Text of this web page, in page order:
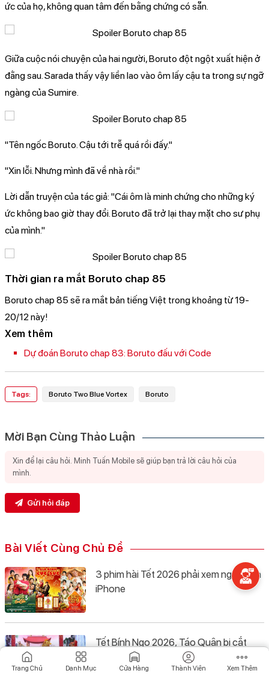
ức của họ, không quan tâm đến bằng chứng có sẵn.
Giữa cuộc nói chuyện của hai người, Boruto đột ngột xuất hiện ở
đằng sau. Sarada thấy vậy liền lao vào ôm lấy cậu ta trong sự ngỡ
ngàng của Sumire.
"Tên ngốc Boruto. Cậu tới trễ quá rồi đấy."
"Xin lỗi. Nhưng mình đã về nhà rồi."
Lời dẫn truyện của tác giả: "Cái ôm là minh chứng cho những ký
ức không bao giờ thay đổi. Boruto đã trở lại thay mặt cho sư phụ
của mình."
Thời gian ra mắt Boruto chap 85
Boruto chap 85 sẽ ra mắt bản tiếng Việt trong khoảng từ 19-
20/12 này!
Xem thêm
Dự đoán Boruto chap 83: Boruto đấu với Code
Tags: Boruto Two Blue Vortex Boruto
Mời Bạn Cùng Thảo Luận
Gửi hỏi đáp
Bài Viết Cùng Chủ Đề
3 phim hài Tết 2026 phải xem ngay trên
iPhone
Tết Bính Ngọ 2026, Táo Quân bị cắt
sóng: Giao Thừa xem gì?
Trang Chủ Danh Mục Cửa Hàng Thành Viên Xem Thêm